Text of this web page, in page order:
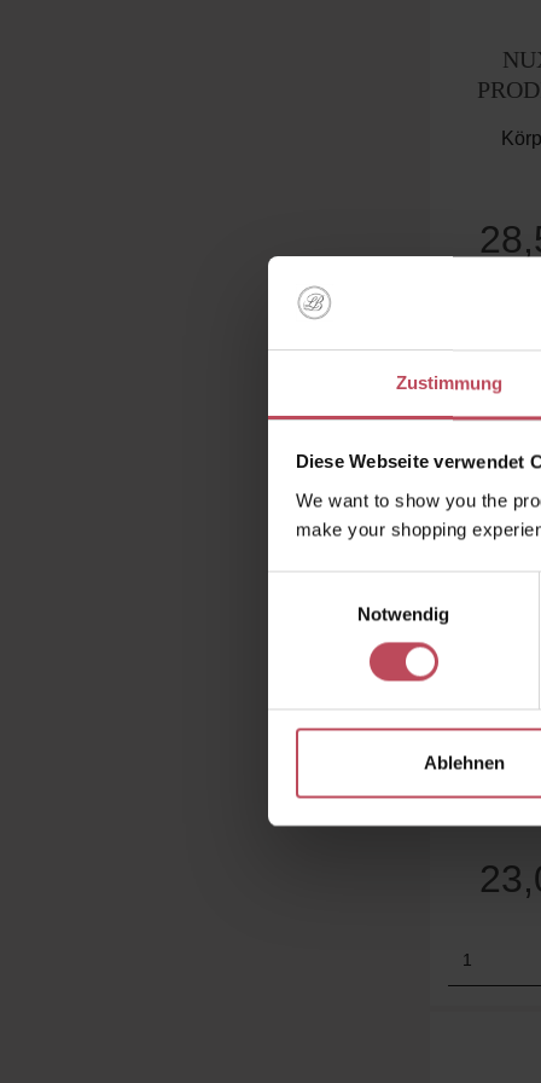
Zustimmung
Diese Webseite verwendet
We want to show you the
make your shopping
Notwendig
Ablehnen